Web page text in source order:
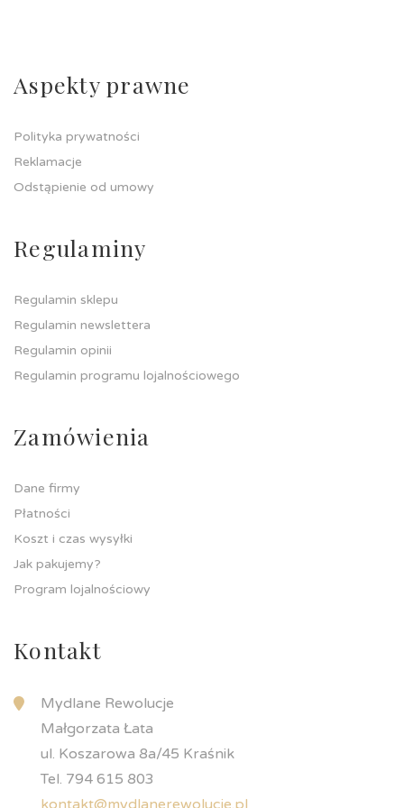
Aspekty prawne
Polityka prywatności
Reklamacje
Odstąpienie od umowy
Regulaminy
Regulamin sklepu
Regulamin newslettera
Regulamin opinii
Regulamin programu lojalnościowego
Zamówienia
Dane firmy
Płatności
Koszt i czas wysyłki
Jak pakujemy?
Program lojalnościowy
Kontakt
Mydlane Rewolucje
Małgorzata Łata
ul. Koszarowa 8a/45 Kraśnik
Tel. 794 615 803
kontakt@mydlanerewolucje.pl